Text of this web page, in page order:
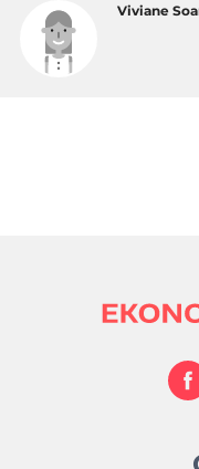
Viviane